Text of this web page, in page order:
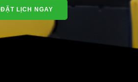
ĐẶT LỊCH NGAY